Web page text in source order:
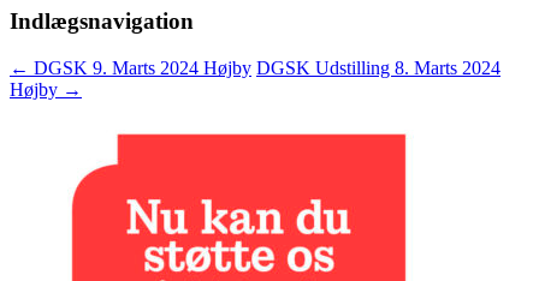
Indlægsnavigation
← DGSK 9. Marts 2024 Højby DGSK Udstilling 8. Marts 2024
Højby →